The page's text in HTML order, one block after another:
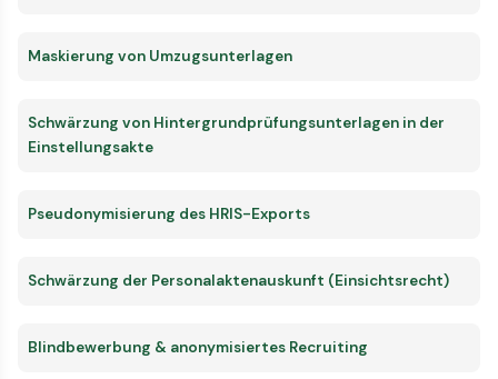
Maskierung von Umzugsunterlagen
Schwärzung von Hintergrundprüfungsunterlagen in der
Einstellungsakte
Pseudonymisierung des HRIS-Exports
Schwärzung der Personalaktenauskunft (Einsichtsrecht)
Blindbewerbung & anonymisiertes Recruiting